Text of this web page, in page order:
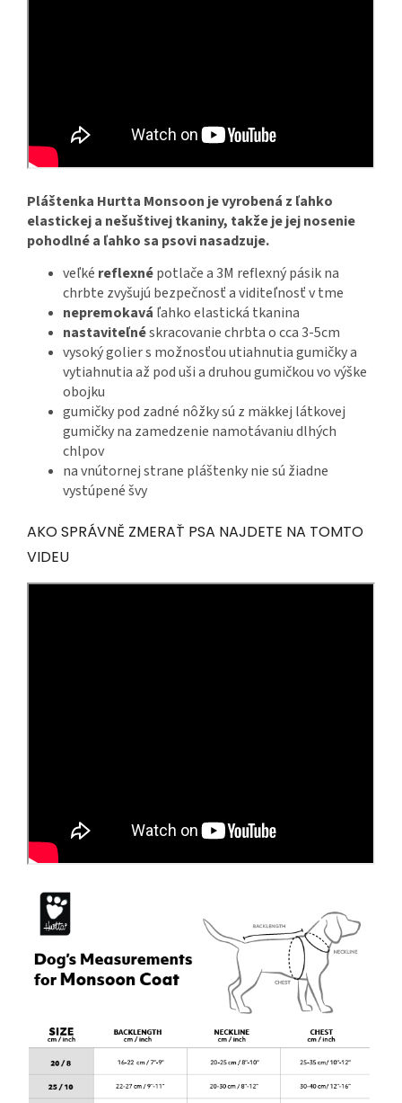
Pláštenka Hurtta Monsoon je vyrobená z ľahko
elastickej a nešuštivej tkaniny, takže je jej nosenie
pohodlné a ľahko sa psovi nasadzuje.
veľké reflexnépotlače a 3M reflexný pásik na
chrbte zvyšujú bezpečnosť a viditeľnosť v tme
nepremokavá ľahko elastická tkanina
nastaviteľnéskracovanie chrbta o cca 3-5cm
vysoký golier s možnosťou utiahnutia gumičky a
vytiahnutia až pod uši a druhou gumičkou vo výške
obojku
gumičky pod zadné nôžky sú z mäkkej látkovej
gumičky na zamedzenie namotávaniu dlhých
chlpov
na vnútornej strane pláštenky nie sú žiadne
vystúpené švy
AKO SPRÁVNĚ ZMERAŤ PSA NAJDETE NA TOMTO
VIDEU